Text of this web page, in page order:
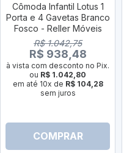
Cômoda Infantil Lotus 1
Porta e 4 Gavetas Branco
Fosco - Reller Móveis
R$ 1.042,75
R$ 938,48
à vista com desconto no Pix.
ou R$ 1.042,80
em até 10x de R$ 104,28
sem juros
COMPRAR